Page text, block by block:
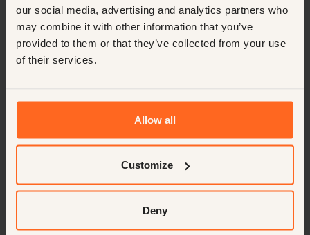
our social media, advertising and analytics partners who
may combine it with other information that you’ve
provided to them or that they’ve collected from your use
of their services.
Allow all
Customize
Deny
Parkmanager, Vakantieoord Frankrijk
Vive La France! Dus je wilt een ondernemende manager
deze levendige organisatie om een verschil te maken.
Français Hotels
Experience Manager, Utrecht, Nederland